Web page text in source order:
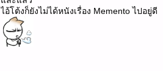
ไอ้โต้งก็ยังไม่ได้หนังเรื่อง Memento ไปอยู่ดี